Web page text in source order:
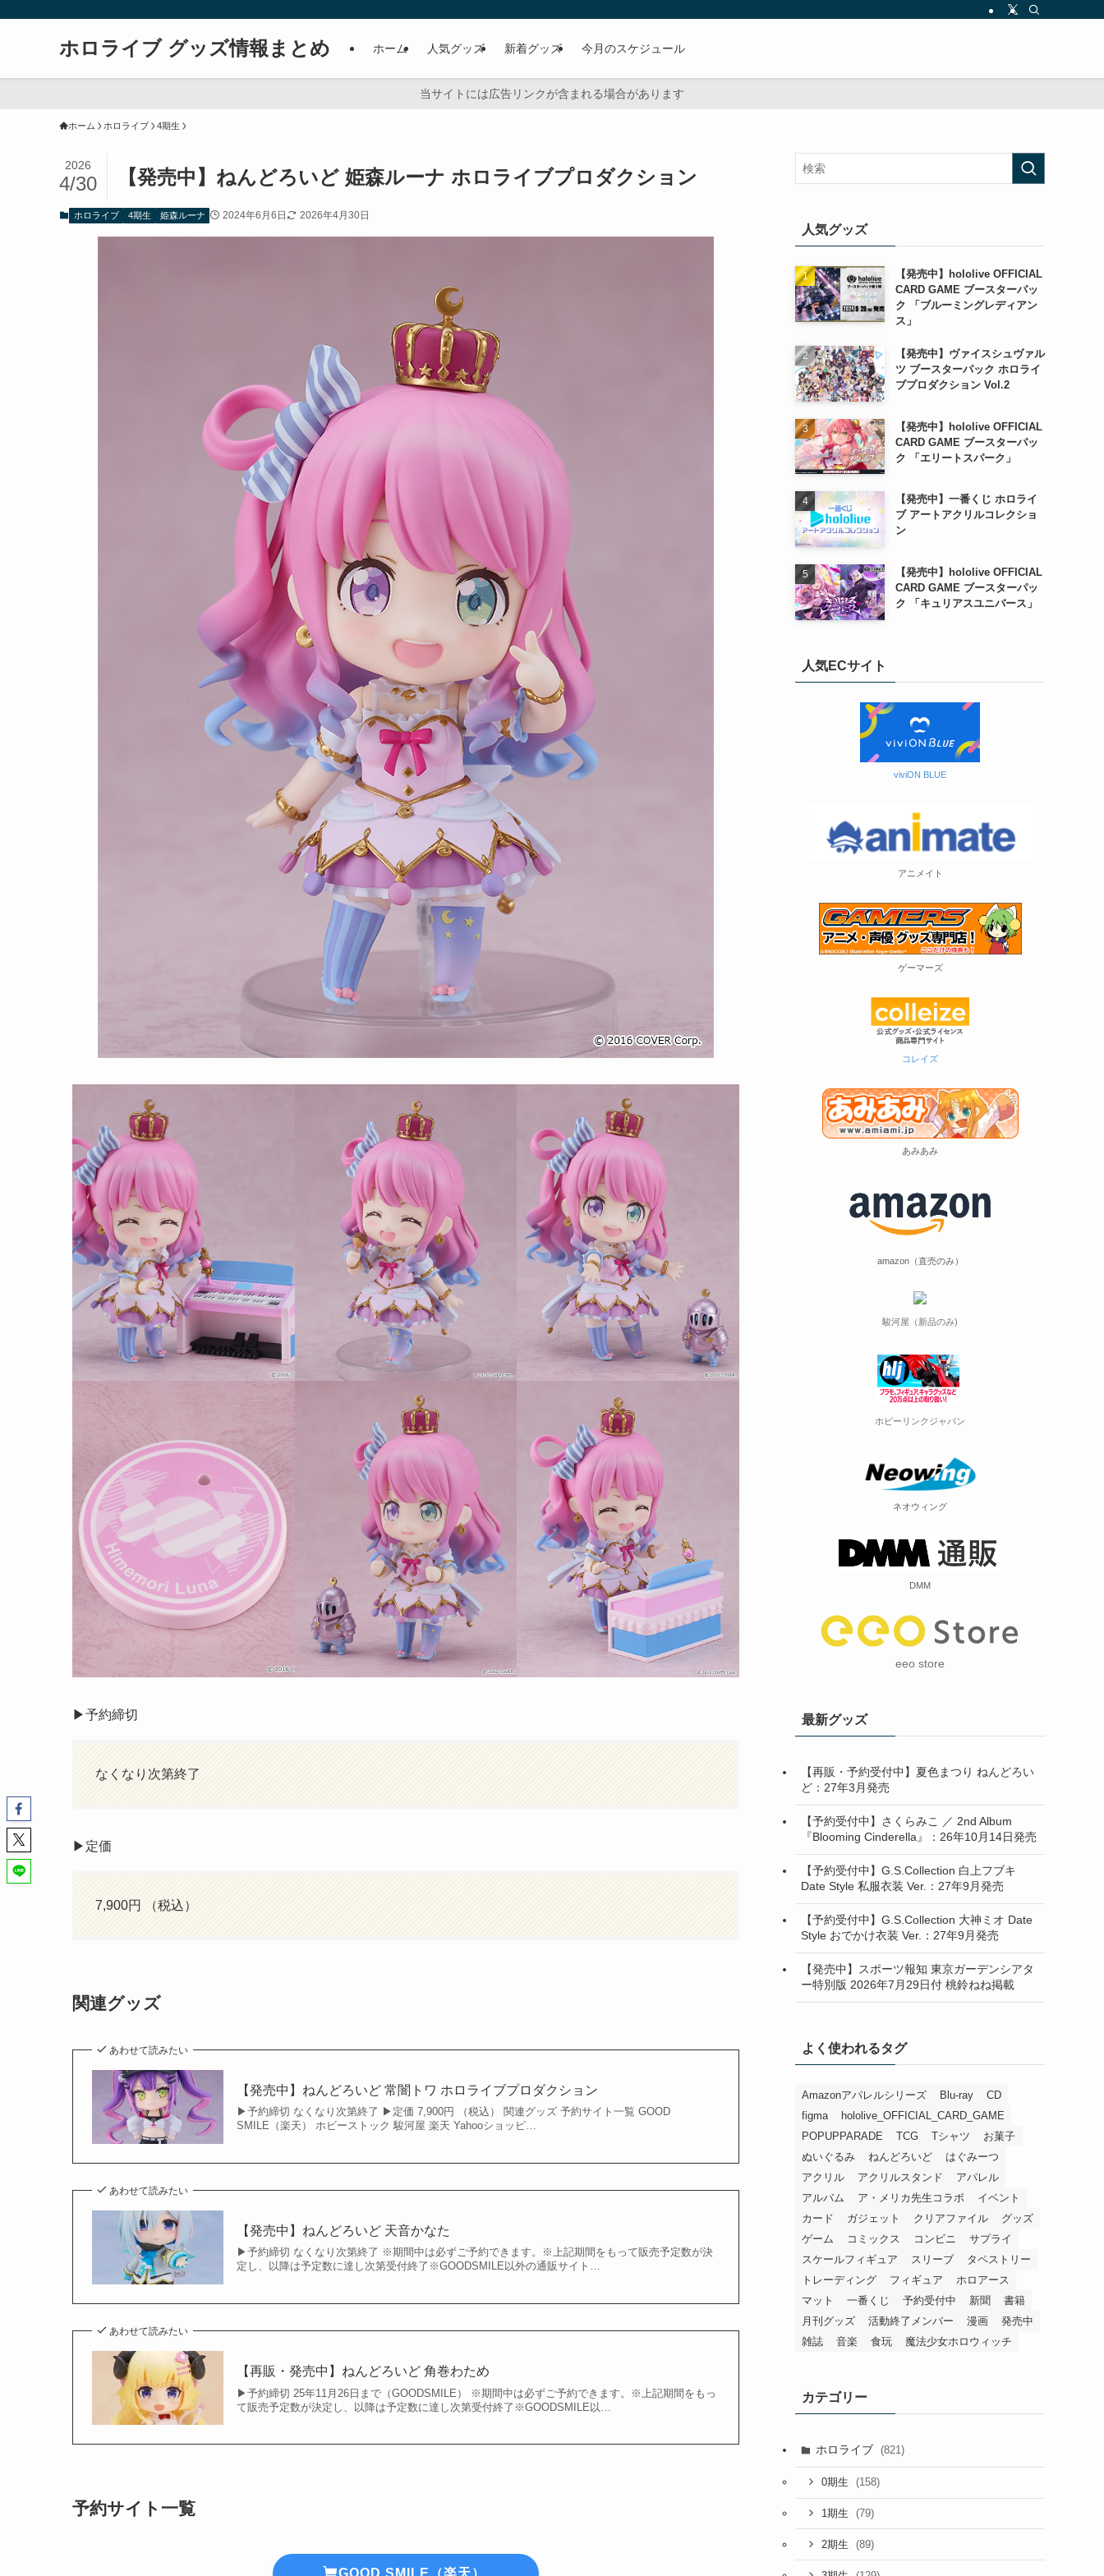
ホロライブ グッズ情報まとめ ホーム 人気グッズ 新着グッズ 今月のスケジュール
当サイトには広告リンクが含まれる場合があります
ホーム ホロライブ 4期生
【発売中】ねんどろいど 姫森ルーナ ホロライブプロダクション
2026
4/30
ホロライブ 4期生 姫森ルーナ 2024年6月6日 2026年4月30日
▶︎予約締切
なくなり次第終了
▶︎定価
7,900円 （税込）
関連グッズ
あわせて読みたい
【発売中】ねんどろいど 常闇トワ ホロライブプロダクション
▶︎予約締切 なくなり次第終了 ▶︎定価 7,900円 （税込） 関連グッズ 予約サイト一覧 GOOD
SMILE（楽天） ホビーストック 駿河屋 楽天 Yahooショッピ…
あわせて読みたい
【発売中】ねんどろいど 天音かなた
▶︎予約締切 なくなり次第終了 ※期間中は必ずご予約できます。※上記期間をもって販売予定数が決
定し、以降は予定数に達し次第受付終了※GOODSMILE以外の通販サイト…
あわせて読みたい
【再販・発売中】ねんどろいど 角巻わため
▶︎予約締切 25年11月26日まで（GOODSMILE） ※期間中は必ずご予約できます。※上記期間をもっ
て販売予定数が決定し、以降は予定数に達し次第受付終了※GOODSMILE以…
予約サイト一覧
人気グッズ
【発売中】hololive OFFICIAL
CARD GAME ブースターパッ
ク 「ブルーミングレディアン
ス」
【発売中】ヴァイスシュヴァル
ツ ブースターパック ホロライ
ブプロダクション Vol.2
【発売中】hololive OFFICIAL
CARD GAME ブースターパッ
ク 「エリートスパーク」
【発売中】一番くじ ホロライ
ブ アートアクリルコレクショ
ン
【発売中】hololive OFFICIAL
CARD GAME ブースターパッ
ク 「キュリアスユニバース」
人気ECサイト
viviON BLUE
アニメイト
ゲーマーズ
コレイズ
あみあみ
amazon（直売のみ）
駿河屋（新品のみ)
ホビーリンクジャパン
ネオウィング
DMM
eeo store
最新グッズ
【再販・予約受付中】夏色まつり ねんどろい
ど：27年3月発売
【予約受付中】さくらみこ ／ 2nd Album
『Blooming Cinderella』：26年10月14日発売
【予約受付中】G.S.Collection 白上フブキ
Date Style 私服衣装 Ver.：27年9月発売
【予約受付中】G.S.Collection 大神ミオ Date
Style おでかけ衣装 Ver.：27年9月発売
【発売中】スポーツ報知 東京ガーデンシアタ
ー特別版 2026年7月29日付 桃鈴ねね掲載
よく使われるタグ
Amazonアパレルシリーズ Blu-ray
CD
figma
hololive_OFFICIAL_CARD_GAME
POPUPPARADE
TCG Tシャツ
お菓子
ぬいぐるみ
ねんどろいど
はぐみーつ
アクリル
アクリルスタンド
アパレル
アルバム
ア・メリカ先生コラボ
イベント
カード
ガジェット クリアファイル
グッズ
ゲーム
コミックス コンビニ
サプライ
スケールフィギュア
スリーブ
タペストリー
トレーディング
フィギュア
ホロアース
マット
一番くじ 予約受付中 新聞
書籍
月刊グッズ
活動終了メンバー 漫画
発売中
雑誌
音楽 食玩 魔法少女ホロウィッチ
カテゴリー
ホロライブ (821)
0期生 (158)
1期生 (79)
2期生 (89)